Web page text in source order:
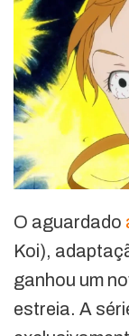
O aguardado
Koi),
ganhou um
estreia. A